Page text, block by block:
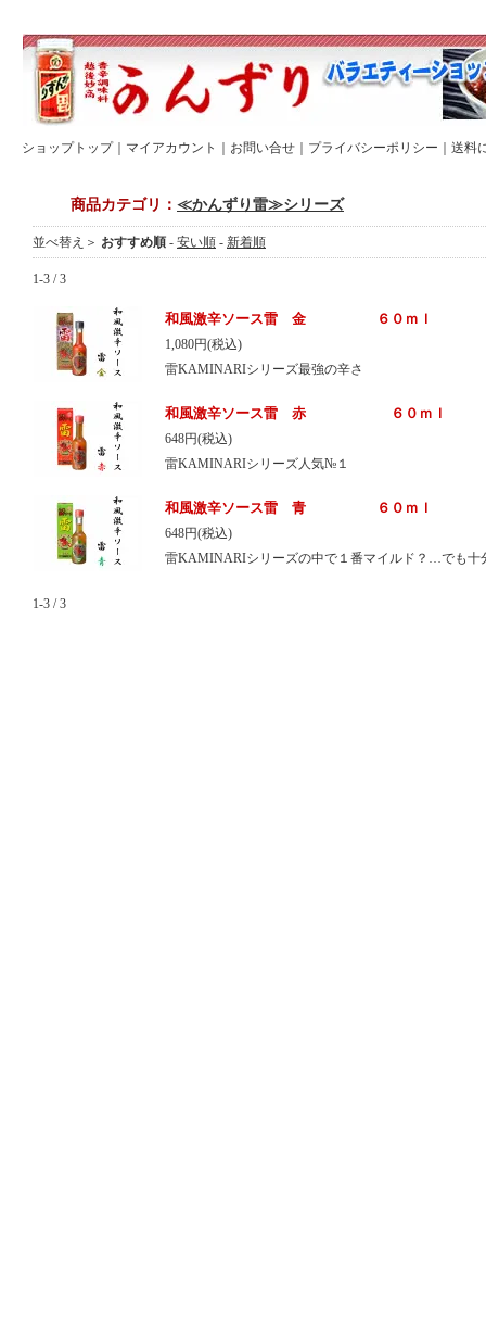
ショップトップ｜ マイアカウント お問い合せ プライバシーポリシー 送料
商品カテゴリ： ≪かんずり雷≫シリーズ
並べ替え＞ おすすめ順 - 安い順 - 新着順
1-3 / 3
和風激辛ソース雷 金 ６０ｍｌ
1,080円(税込)
雷KAMINARIシリーズ最強の辛さ
和風激辛ソース雷 赤 ６０ｍｌ
648円(税込)
雷KAMINARIシリーズ人気№１
和風激辛ソース雷 青 ６０ｍｌ
648円(税込)
雷KAMINARIシリーズの中で１番マイルド？…でも十
1-3 / 3